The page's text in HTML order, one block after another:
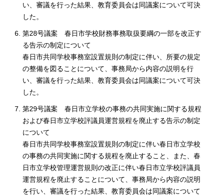
い、審議を行った結果、教育委員会は同議案について可決
した。
第28号議案 春日市学校財務事務取扱要綱の一部を改正す
る告示の制定について
春日市共同学校事務室設置規則の制定に伴い、所要の規定
の整備を図ることについて、事務局から内容の説明を行
い、審議を行った結果、教育委員会は同議案について可決
した。
第29号議案 春日市立学校の事務の共同実施に関する規程
および春日市立学校評議員運営規程を廃止する告示の制定
について
春日市共同学校事務室設置規則の制定に伴い春日市立学校
の事務の共同実施に関する規程を廃止すること、また、春
日市立学校管理運営規則の改正に伴い春日市立学校評議員
運営規程を廃止することについて、事務局から内容の説明
を行い、審議を行った結果、教育委員会は同議案について